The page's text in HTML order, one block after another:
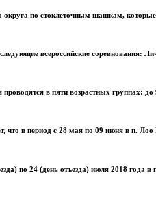
округа по стоклеточным шашкам,
всероссийские соревнования:
в пяти возрастных группах: до
что в период с 28 мая по 09 июня в п. Лоо
по 24 (день отъезда) июля 2018 года в